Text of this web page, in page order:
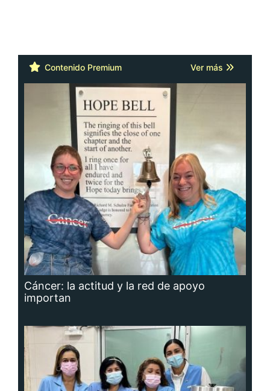
Contenido Premium Ver más
Cáncer: la actitud y la red de apoyo
importan